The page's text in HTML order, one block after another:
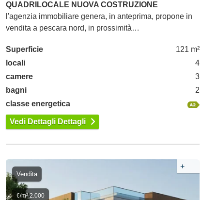
QUADRILOCALE NUOVA COSTRUZIONE
l'agenzia immobiliare genera, in anteprima, propone in
vendita a pescara nord, in prossimità…
Superficie
121 m²
locali
4
camere
3
bagni
2
classe energetica
Vedi Dettagli Dettagli
Vendita
€/m² 2.000
+